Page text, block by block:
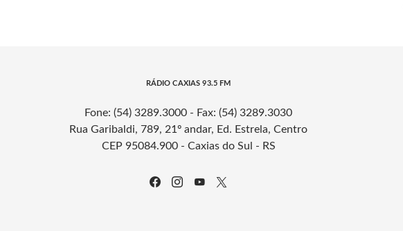
RÁDIO CAXIAS 93.5 FM
Fone: (54) 3289.3000 - Fax: (54) 3289.3030
Rua Garibaldi, 789, 21º andar, Ed. Estrela, Centro
CEP 95084.900 - Caxias do Sul - RS